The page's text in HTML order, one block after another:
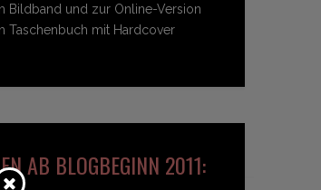
Bildband und zur Online-Version
Taschenbuch mit Hardcover
AB BLOGBEGINN 2011: